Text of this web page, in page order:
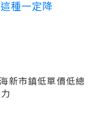
種一定降
新市鎮低單價低總